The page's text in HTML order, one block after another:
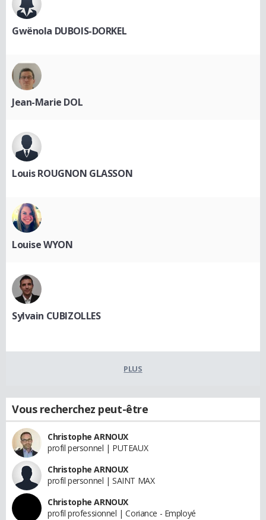
Gwënola DUBOIS-DORKEL
Jean-Marie DOL
Louis ROUGNON GLASSON
Louise WYON
Sylvain CUBIZOLLES
PLUS
Vous recherchez peut-être
Christophe ARNOUX
profil personnel | PUTEAUX
Christophe ARNOUX
profil personnel | SAINT MAX
Christophe ARNOUX
profil professionnel | Coriance - Employé